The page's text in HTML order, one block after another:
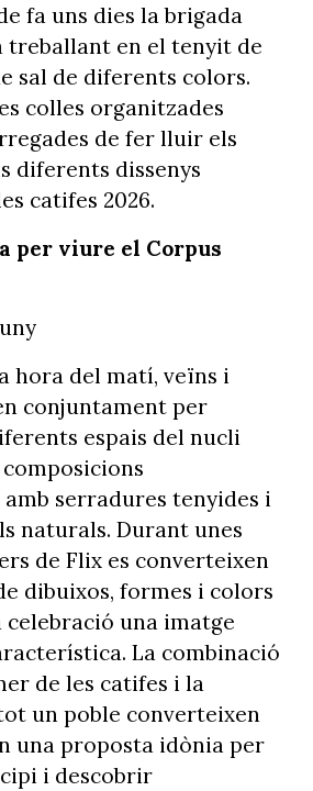
fa uns dies la brigada
treballant en el tenyit de
sal de diferents colors.
colles organitzades
de fer lluir els
diferents dissenys
catifes 2026.
per viure el Corpus
hora del matí, veïns i
conjuntament per
espais del nucli
serradures tenyides i
naturals. Durant unes
de Flix es converteixen
dibuixos, formes i colors
celebració una imatge
La combinació
de les catifes i la
un poble converteixen
una proposta idònia per
i descobrir